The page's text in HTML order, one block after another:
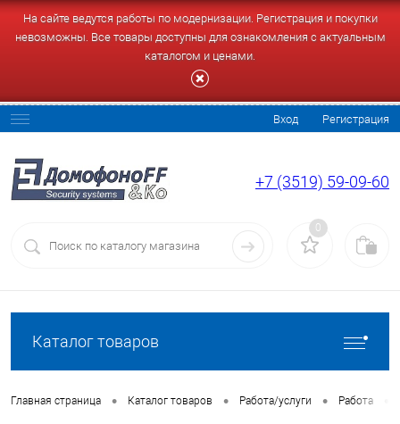
На сайте ведутся работы по модернизации. Регистрация и покупки
невозможны. Все товары доступны для ознакомления с актуальным
каталогом и ценами.
Вход Регистрация
+7 (3519) 59-09-60
0
Каталог товаров
Главная страница • Каталог товаров • Работа/услуги • Работа